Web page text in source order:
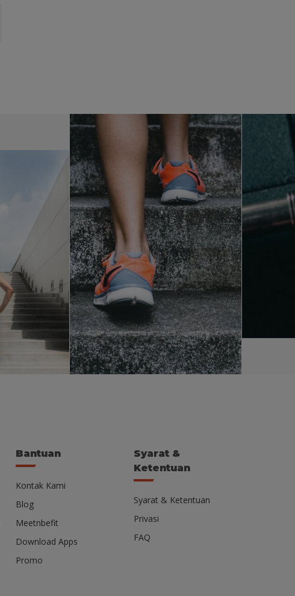
Bantuan
Kontak Kami
Blog
Meetnbefit
Download Apps
Promo
Syarat &
Ketentuan
Syarat & Ketentuan
Privasi
FAQ